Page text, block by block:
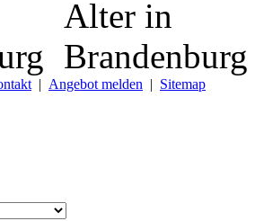
| Angebot melden | Sitemap